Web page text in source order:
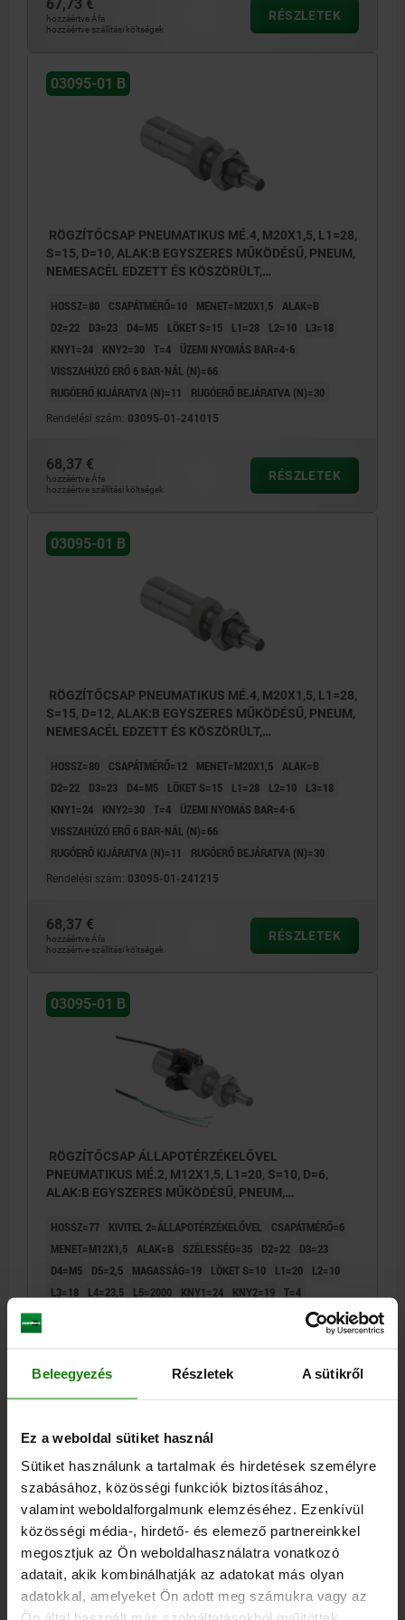
Beleegyezés Részletek A sütikről
Ez a weboldal sütiket használ
Sütiket használunk a tartalmak és hirdetések személyre
szabásához, közösségi funkciók biztosításához,
valamint weboldalforgalmunk elemzéséhez. Ezenkívül
közösségi média-, hirdető- és elemező partnereinkkel
megosztjuk az Ön weboldalhasználatra vonatkozó
adatait, akik kombinálhatják az adatokat más olyan
adatokkal, amelyeket Ön adott meg számukra vagy az
67,73 €
hozzáértve Áfa
hozzáértve szállítási költségek
RÉSZLETEK
03095-01 B
RÖGZÍTŐCSAP PNEUMATIKUS MÉ.4, M20X1,5, L1=28,
S=15, D=10, ALAK:B EGYSZERES MŰKÖDÉSŰ, PNEUM,
NEMESACÉL EDZETT ÉS KÖSZÖRÜLT,
HOSSZ=80 CSAPÁTMÉRŐ=10 MENET=M20X1,5 ALAK=B
D2=22
D3=23 D4=M5 LÖKET S=15 L1=28 L2=10
L3=18
KNY1=24
KNY2=30 T=4
ÜZEMI NYOMÁS BAR=4-6
VISSZAHÚZÓ ERŐ 6 BAR-NÁL (N)=66
RUGÓERŐ KIJÁRATVA (N)=11
RUGÓERŐ BEJÁRATVA (N)=30
Rendelési szám: 03095-01-241015
68,37 €
hozzáértve Áfa
hozzáértve szállítási költségek
RÉSZLETEK
03095-01 B
RÖGZÍTŐCSAP PNEUMATIKUS MÉ.4, M20X1,5, L1=28,
S=15, D=12, ALAK:B EGYSZERES MŰKÖDÉSŰ, PNEUM,
NEMESACÉL EDZETT ÉS KÖSZÖRÜLT,
HOSSZ=80 CSAPÁTMÉRŐ=12 MENET=M20X1,5 ALAK=B
D2=22
D3=23 D4=M5 LÖKET S=15 L1=28 L2=10
L3=18
KNY1=24
KNY2=30 T=4
ÜZEMI NYOMÁS BAR=4-6
VISSZAHÚZÓ ERŐ 6 BAR-NÁL (N)=66
RUGÓERŐ KIJÁRATVA (N)=11
RUGÓERŐ BEJÁRATVA (N)=30
Rendelési szám: 03095-01-241215
68,37 €
hozzáértve Áfa
hozzáértve szállítási költségek
RÉSZLETEK
03095-01 B
RÖGZÍTŐCSAP ÁLLAPOTÉRZÉKELŐVEL
PNEUMATIKUS MÉ.2, M12X1,5, L1=20, S=10, D=6,
ALAK:B EGYSZERES MŰKÖDÉSŰ, PNEUM,
KOMP:NEMESACÉL CSUPASZ
HOSSZ=77 KIVITEL 2=ÁLLAPOTÉRZÉKELŐVEL
CSAPÁTMÉRŐ=6
MENET=M12X1,5
ALAK=B SZÉLESSÉG=35 D2=22
D3=23
D4=M5
D5=2,5 MAGASSÁG=19 LÖKET S=10 L1=20
L2=10
L3=18
L4=23,5 L5=2000 KNY1=24 KNY2=19 T=4
VISSZAHÚZÓ ERŐ 6 BAR-NÁL (N)=66
hozzáértve szállítási költségek
03095-01 B